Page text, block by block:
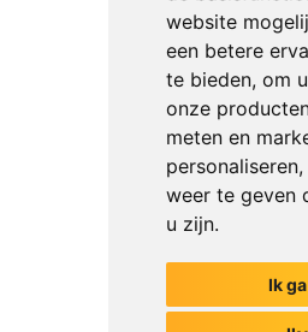
website
een betere
te bieden, om
onze
meten en
personaliseren,
weer te geven
u zijn.
Ik
Het begin van